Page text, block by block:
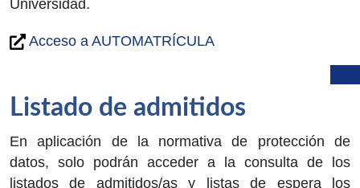
Universidad.
Acceso a AUTOMATRÍCULA
Listado de admitidos
En aplicación de la normativa de protección de
datos, solo podrán acceder a la consulta de los
listados de admitidos/as y listas de espera los